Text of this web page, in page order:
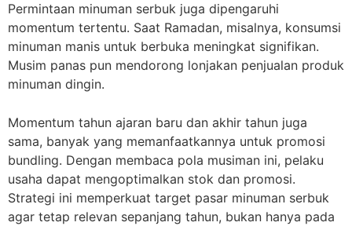
Permintaan minuman serbuk juga dipengaruhi
momentum tertentu. Saat Ramadan, misalnya, konsumsi
minuman manis untuk berbuka meningkat signifikan.
Musim panas pun mendorong lonjakan penjualan produk
minuman dingin.
Momentum tahun ajaran baru dan akhir tahun juga
sama, banyak yang memanfaatkannya untuk promosi
bundling. Dengan membaca pola musiman ini, pelaku
usaha dapat mengoptimalkan stok dan promosi.
Strategi ini memperkuat target pasar minuman serbuk
agar tetap relevan sepanjang tahun, bukan hanya pada